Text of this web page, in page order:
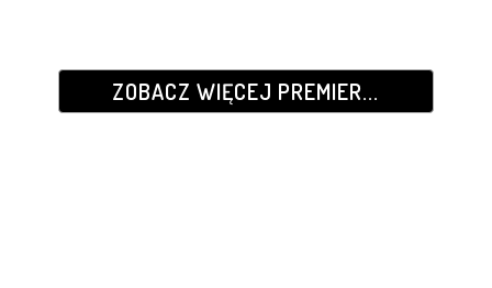
ZOBACZ WIĘCEJ PREMIER...